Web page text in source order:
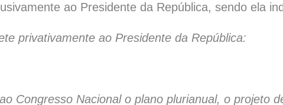
ao Presidente da República, sendo ela
privativamente ao Presidente da República:
Congresso Nacional o plano plurianual, o projeto